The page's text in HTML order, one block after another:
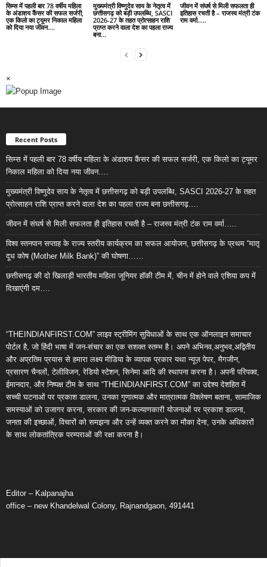
सिम्स में पहली बार 78 वर्षीय महिला
के अंडाशय कैंसर की सफल सर्जरी,
एक किलो का ट्यूमर निकाल महिला
को दिया नया जीवन….
मुख्यमंत्री विष्णुदेव साय के नेतृत्व में
छत्तीसगढ़ को बड़ी उपलब्धि, SASCI
2026-27 के तहत प्रोत्साहन राशि
प्राप्त करने वाला देश का पहला राज्य
बना...
जीवन में संघर्ष से मिली सफलता ही
इतिहास रचती है – राजस्व मंत्री टंक
राम वर्मा…..
×
Recent Posts
सिम्स में पहली बार 78 वर्षीय महिला के अंडाशय कैंसर की सफल सर्जरी, एक किलो का ट्यूमर
निकाल महिला को दिया नया जीवन….
मुख्यमंत्री विष्णुदेव साय के नेतृत्व में छत्तीसगढ़ को बड़ी उपलब्धि, SASCI 2026-27 के तहत
प्रोत्साहन राशि प्राप्त करने वाला देश का पहला राज्य बना छत्तीसगढ़….
जीवन में संघर्ष से मिली सफलता ही इतिहास रचती है – राजस्व मंत्री टंक राम वर्मा…..
विश्व स्तनपान सप्ताह के राज्य स्तरीय कार्यक्रम का सफल आयोजन, छत्तीसगढ़ के प्रथम “मातृ
दूध कोष (Mother Milk Bank)” की घोषणा……
छत्तीसगढ़ की दो खिलाड़ी भारतीय महिला जूनियर हॉकी टीम में, चीन में होने वाले एशिया कप में
दिखाएंगी दम….
“THEINDIANFIRST.COM” लाइव स्ट्रीमिंग सुविधाओं के साथ एक ऑनलाइन समाचार
पोर्टल है, जो हिंदी भाषा में जन-संचार का एक सशक्त स्तम्भ है। अपने अभिनव,अनुभव,अद्वितीय
और अप्रतिम प्रयास से हमारा लक्ष्य मीडिया के व्यापक प्रकार यथा न्यूज़ पेपर, मैगजीन,
प्रसारण चैनलों, टेलीविजन, रेडियो स्टेशन, सिनेमा आदि की स्थापना करना है। अपनी परिपक्व,
ईमानदार, और निष्पक्ष टीम के साथ “THEINDIANFIRST.COM” का उद्देश्य देशहित में
सच्ची घटनाओं पर प्रकाश डालना, उनका गुणात्मक और मात्रात्मक विश्लेषण बताना, सामाजिक
समस्याओं को उजागर करना, सरकार की जन-कल्याणकारी योजनाओं पर प्रकाश डालना,
जनता की इच्छाओं, विचारों को समझना और उन्हें व्यक्त करने का मौका देना, उनके अधिकारों
के साथ लोकतांत्रिक परम्पराओं की रक्षा करना है।
Editor – Kalpanajha
office – new Khandelwal Colony, Rajnandgaon, 491441